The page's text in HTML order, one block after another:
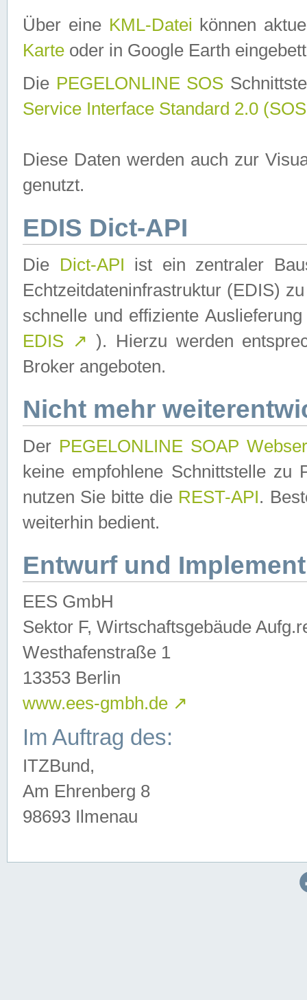
Über eine KML-Datei können
Karte oder in Google Earth
Die PEGELONLINE SOS
Service Interface Standard 2.0
Diese Daten werden auch zur
genutzt.
EDIS Dict-API
Die Dict-API ist ein zentraler
Echtzeitdateninfrastruktur (EDIS)
schnelle und effiziente
EDIS ↗ ). Hierzu werden
Broker angeboten.
Nicht mehr
Der PEGELONLINE SOAP
keine empfohlene Schnittstelle zu
nutzen Sie bitte die REST-API.
weiterhin bedient.
Entwurf und
EES GmbH
Sektor F, Wirtschaftsgebäude
Westhafenstraße 1
13353 Berlin
www.ees-gmbh.de ↗
Im Auftrag des:
ITZBund,
Am Ehrenberg 8
98693 Ilmenau